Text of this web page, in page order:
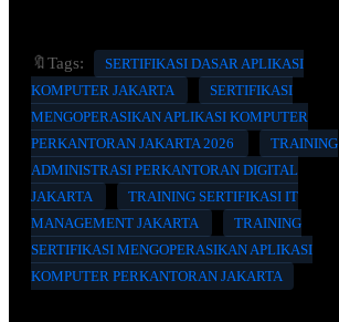
🔖Tags:
SERTIFIKASI DASAR APLIKASI
KOMPUTER JAKARTA
SERTIFIKASI
MENGOPERASIKAN APLIKASI KOMPUTER
PERKANTORAN JAKARTA 2026
TRAINING
ADMINISTRASI PERKANTORAN DIGITAL
JAKARTA
TRAINING SERTIFIKASI IT
MANAGEMENT JAKARTA
TRAINING
SERTIFIKASI MENGOPERASIKAN APLIKASI
KOMPUTER PERKANTORAN JAKARTA